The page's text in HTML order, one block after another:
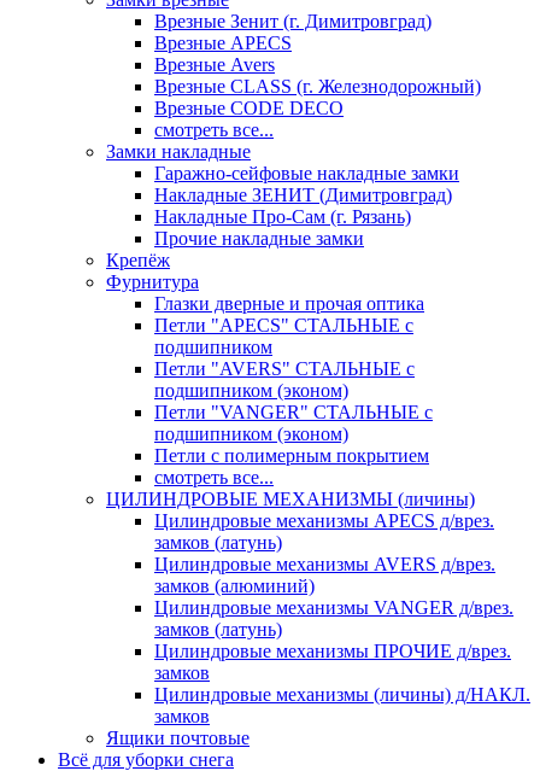
Врезные Зенит (г. Димитровград)
Врезные APECS
Врезные Avers
Врезные CLASS (г. Железнодорожный)
Врезные CODE DECO
смотреть все...
Замки накладные
Гаражно-сейфовые накладные замки
Накладные ЗЕНИТ (Димитровград)
Накладные Про-Сам (г. Рязань)
Прочие накладные замки
Крепёж
Фурнитура
Глазки дверные и прочая оптика
Петли "APECS" СТАЛЬНЫЕ с
подшипником
Петли "AVERS" СТАЛЬНЫЕ с
подшипником (эконом)
Петли "VANGER" СТАЛЬНЫЕ с
подшипником (эконом)
Петли с полимерным покрытием
смотреть все...
ЦИЛИНДРОВЫЕ МЕХАНИЗМЫ (личины)
Цилиндровые механизмы APECS д/врез.
замков (латунь)
Цилиндровые механизмы AVERS д/врез.
замков (алюминий)
Цилиндровые механизмы VANGER д/врез.
замков (латунь)
Цилиндровые механизмы ПРОЧИЕ д/врез.
замков
Цилиндровые механизмы (личины) д/НАКЛ.
замков
Ящики почтовые
Всё для уборки снега